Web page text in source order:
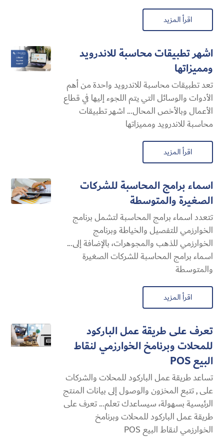
اقرأ المزيد
اشهر تطبيقات محاسبة للاندرويد
ومميزاتها
تعد تطبيقات محاسبة للاندرويد واحدة من أهم
الأدوات والوسائل التي يتم اللجوء إليها في قطاع
الأعمال وبالأخص المحال... اشهر تطبيقات
محاسبة للاندرويد ومميزاتها
اقرأ المزيد
اسماء برامج المحاسبة للشركات
الصغيرة والمتوسطة
تتعدد اسماء برامج المحاسبة لتشمل برنامج
الخوارزمي للتفصيل والخياطة وبرنامج
الخوارزمي للذهب والمجوهرات، بالإضافة إلى...
اسماء برامج المحاسبة للشركات الصغيرة
والمتوسطة
اقرأ المزيد
تعرف على طريقة عمل الباركود
للمحلات وبرنامخ الخوارزمي لنقاط
البيع POS
تساعد طريقة عمل الباركود للمحلات والشركات
على , تتبع المخزون والوصول إلى بيانات المنتج
الرئيسية بسهولة، سيساعدك تعلم... تعرف على
طريقة عمل الباركود للمحلات وبرنامخ
الخوارزمي لنقاط البيع POS